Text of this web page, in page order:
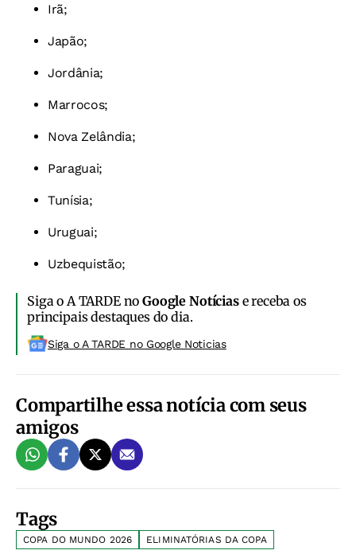
Irã;
Japão;
Jordânia;
Marrocos;
Nova Zelândia;
Paraguai;
Tunísia;
Uruguai;
Uzbequistão;
Siga o A TARDE noGoogle Notíciase receba os
principais destaques do dia.
Siga o A TARDE no Google Noticias
Compartilhe essa notícia com seus
amigos
Tags
COPA DO MUNDO 2026 ELIMINATÓRIAS DA COPA